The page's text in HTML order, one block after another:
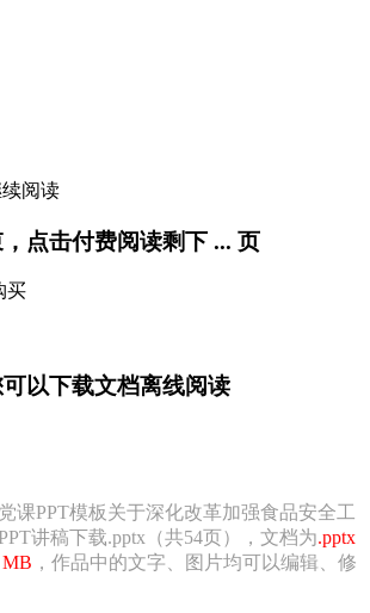
阅读
点击付费阅读剩下 ... 页
买
以下载文档离线阅读
课PPT模板关于深化改革加强食品安全工
讲稿下载.pptx（共54页），文档为.pptx
MB ，作品中的文字、图片均可以编辑、修